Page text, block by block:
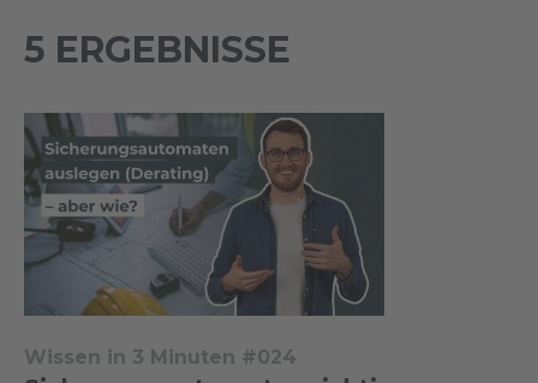
5 ERGEBNISSE
Wissen in 3 Minuten #024